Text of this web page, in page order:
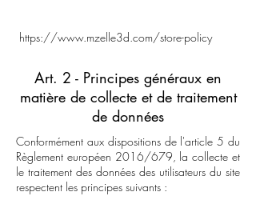
https://www.mzelle3d.com/store-policy
Art. 2 - Principes généraux en
matière de collecte et de traitement
de données
Conformément aux dispositions de l'article 5 du
Règlement européen 2016/679, la collecte et
le traitement des données des utilisateurs du site
respectent les principes suivants :